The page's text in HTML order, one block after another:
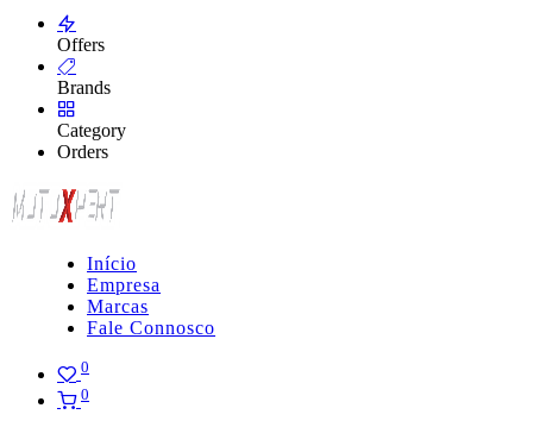
Offers
Brands
Category
Orders
Início
Empresa
Marcas
Fale Connosco
0
0